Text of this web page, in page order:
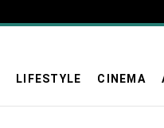
LIFESTYLE CINEMA